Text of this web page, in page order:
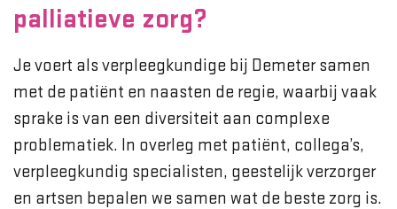
palliatieve zorg?
Je voert als verpleegkundige bij Demeter samen
met de patiënt en naasten de regie, waarbij vaak
sprake is van een diversiteit aan complexe
problematiek. In overleg met patiënt, collega’s,
verpleegkundig specialisten, geestelijk verzorger
en artsen bepalen we samen wat de beste zorg is.